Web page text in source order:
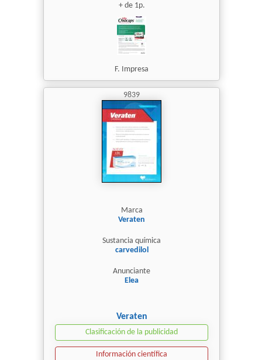
+ de 1p.
F. Impresa
9839
Marca
Veraten
Sustancia química
carvedilol
Anunciante
Elea
Veraten
Clasificación de la publicidad
Información científica